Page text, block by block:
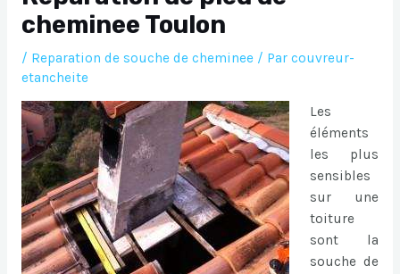
cheminee Toulon
/ Reparation de souche de cheminee/ Par couvreur-
etancheite
Les
éléments
les plus
sensibles
sur une
toiture
sont la
souche de